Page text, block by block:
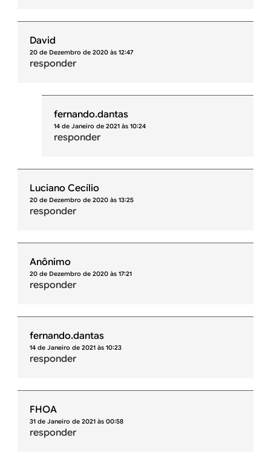
David
20 de Dezembro de 2020 às 12:47
responder
fernando.dantas
14 de Janeiro de 2021 às 10:24
responder
Luciano Cecílio
20 de Dezembro de 2020 às 13:25
responder
Anônimo
20 de Dezembro de 2020 às 17:21
responder
fernando.dantas
14 de Janeiro de 2021 às 10:23
responder
FHOA
31 de Janeiro de 2021 às 00:58
responder